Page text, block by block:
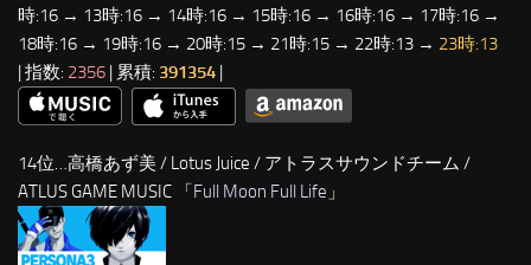
時:16 → 13時:16 → 14時:16 → 15時:16 → 16時:16 → 17時:16 →
18時:16 → 19時:16 → 20時:15 → 21時:15 → 22時:13 → 23時:13
| 指数: 2356 | 累積: 391354
14位…高橋あず美 / Lotus Juice / アトラスサウンドチーム /
ATLUS GAME MUSIC 「Full Moon Full Life 」